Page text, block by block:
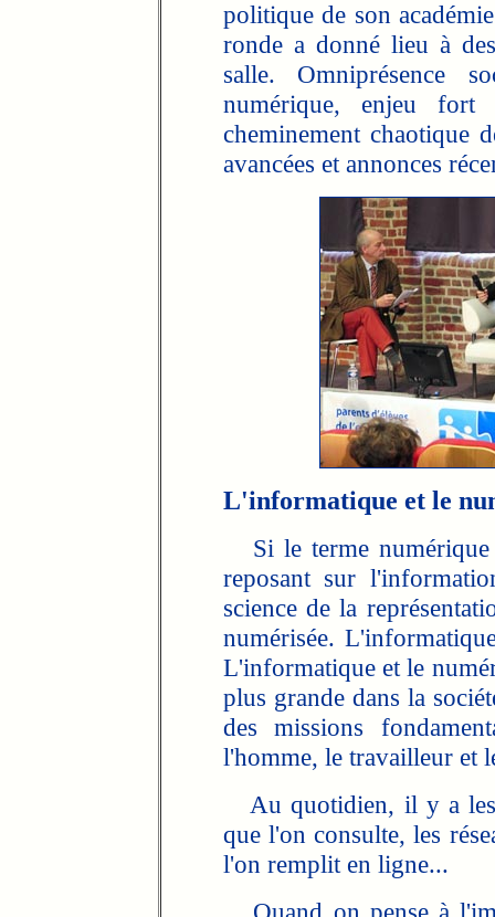
politique de son
ronde a donné lieu à
salle. Omniprésence
numérique, enjeu
cheminement chaotique
avancées et annonces
L'informatique et le
Si le terme numérique
reposant sur
science de la
numérisée.
L'informatique et le
plus grande dans la
des missions
l'homme, le travailleur et
Au quotidien, il y a les
que l'on consulte, les
l'on remplit en ligne...